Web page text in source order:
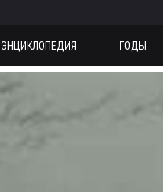
ЭНЦИКЛОПЕДИЯ ГОДЫ